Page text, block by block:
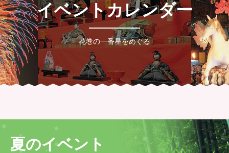
イベントカレンダー
花巻の一番星をめぐる
夏のイベント